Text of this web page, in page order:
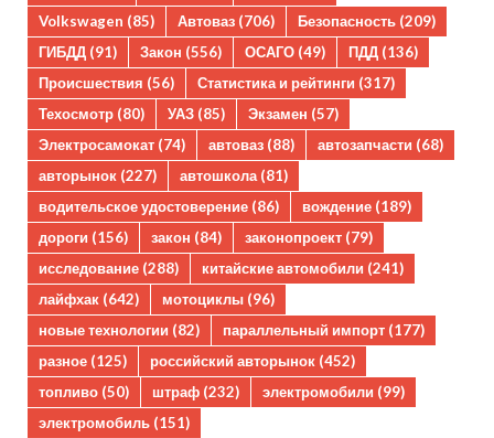
Volkswagen (85) Автоваз (706) Безопасность (209)
ГИБДД (91) Закон (556) ОСАГО (49) ПДД (136)
Происшествия (56) Статистика и рейтинги (317)
Техосмотр (80) УАЗ (85) Экзамен (57)
Электросамокат (74) автоваз (88) автозапчасти (68)
авторынок (227) автошкола (81)
водительское удостоверение (86) вождение (189)
дороги (156) закон (84) законопроект (79)
исследование (288) китайские автомобили (241)
лайфхак (642) мотоциклы (96)
новые технологии (82) параллельный импорт (177)
разное (125) российский авторынок (452)
топливо (50) штраф (232) электромобили (99)
электромобиль (151)